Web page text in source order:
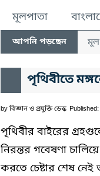
মূলপাতা
আপনি পড়ছেন
পৃথিবীতে
by বিজ্ঞান ও প্রযুক্তি ডেস্ক
পৃথিবীর বাইরের
নিরন্তর গবেষণা
করতে চেষ্টার শেষ